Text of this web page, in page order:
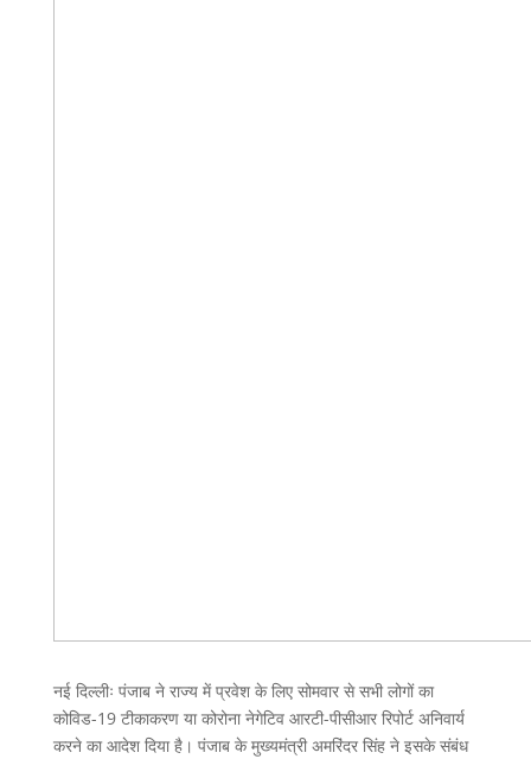
नई दिल्लीः पंजाब ने राज्य में प्रवेश के लिए सोमवार से सभी लोगों का
कोविड-19 टीकाकरण या कोरोना नेगेटिव आरटी-पीसीआर रिपोर्ट अनिवार्य
करने का आदेश दिया है। पंजाब के मुख्यमंत्री अमरिंदर सिंह ने इसके संबंध